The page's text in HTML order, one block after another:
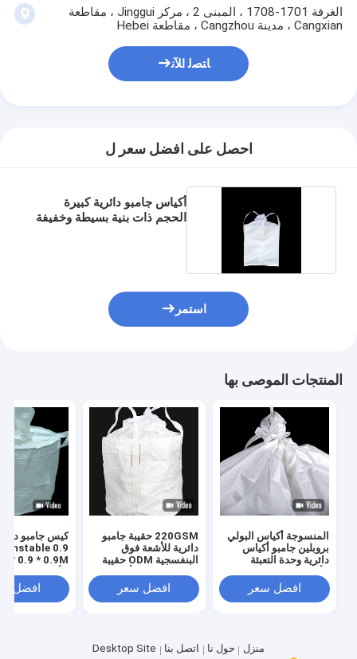
الغرفة 1701-1708 ، المبنى 2 ، مركز Jinggui ، مقاطعة
Cangxian ، مدينة Cangzhou ، مقاطعة Hebei
ﺎﺘﺼﻟ ﺍﻶﻧ
احصل على افضل سعر ل
أكياس جامبو دائرية كبيرة
الحجم ذات بنية بسيطة وخفيفة
استمر
المنتجات الموصى بها
المنسوجة أكياس البولي
بروبلين جامبو أكياس
دائرية وحدة التعبئة
افضل سعر
220GSM حقيبة جامبو
دائرية للأشعة فوق
البنفسجية ODM حقيبة
البنفسجية المعالجة
افضل سعر
كيس جامبو
0.9
افضل
منزل حول نا اتصل بنا
Desktop Site